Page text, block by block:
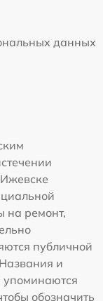
данных
на ремонт,
публичной
и
упоминаются
обозначить